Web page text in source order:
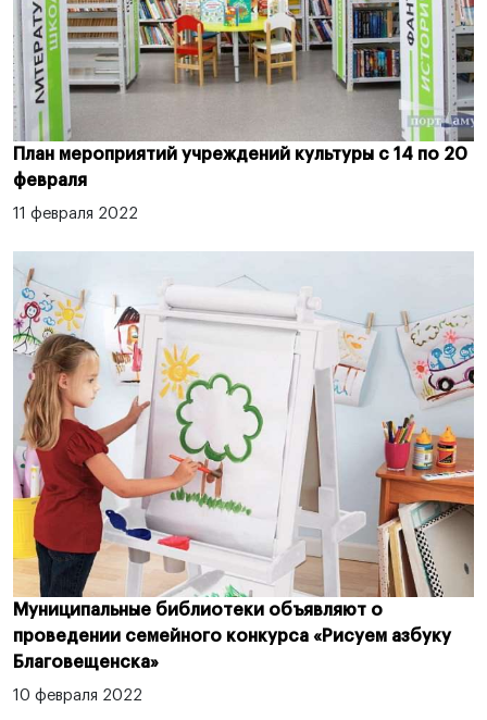
План мероприятий учреждений культуры с 14 по 20
февраля
11 февраля 2022
Муниципальные библиотеки объявляют о
проведении семейного конкурса «Рисуем азбуку
Благовещенска»
10 февраля 2022